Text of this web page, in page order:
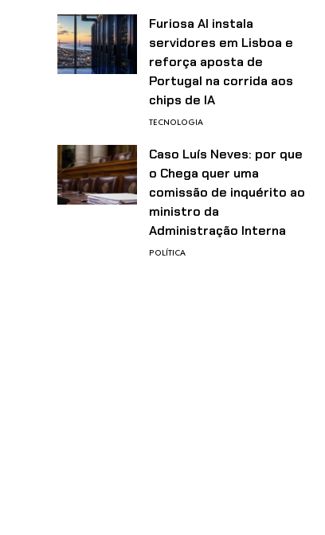
Furiosa AI instala
servidores em Lisboa e
reforça aposta de
Portugal na corrida aos
chips de IA
TECNOLOGIA
Caso Luís Neves: por que
o Chega quer uma
comissão de inquérito ao
ministro da
Administração Interna
POLÍTICA